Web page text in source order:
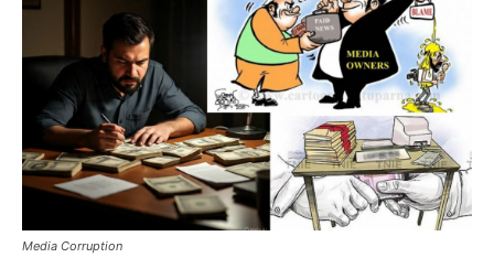
Media Corruption